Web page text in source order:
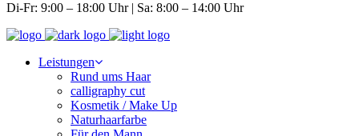
Di-Fr: 9:00 – 18:00 Uhr | Sa: 8:00 – 14:00 Uhr
Leistungen
Rund ums Haar
calligraphy cut
Kosmetik / Make Up
Naturhaarfarbe